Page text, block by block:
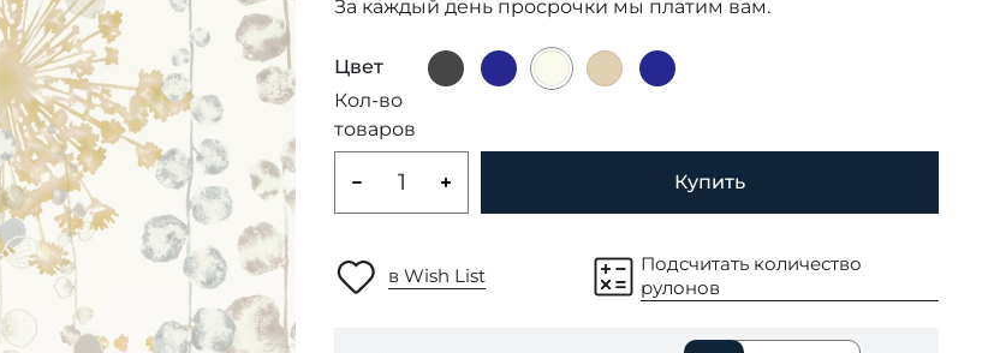
За каждый день просрочки мы платим вам.
Цвет
Кол-во
товаров
Купить
в Wish List
Подсчитать количество
рулонов